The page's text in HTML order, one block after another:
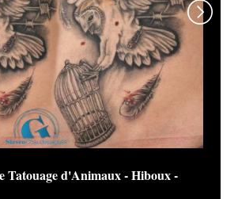
Tatouage d'Animaux - Hiboux -